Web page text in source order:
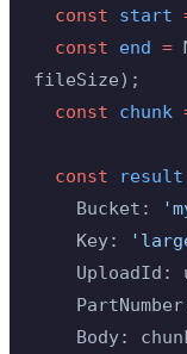
  const
start
  const
end =
fileSize);
  const
chunk
  const
result
    Bucket:
    Key:
Body: